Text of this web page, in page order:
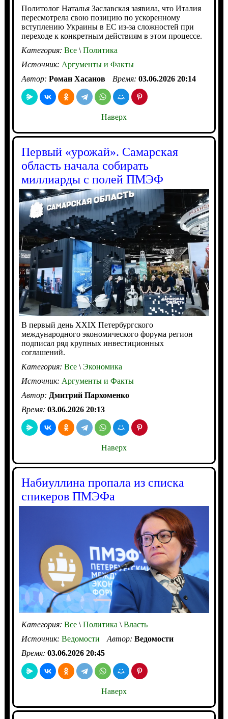
Политолог Наталья Заславская заявила, что Италия
пересмотрела свою позицию по ускоренному
вступлению Украины в ЕС из-за сложностей при
переходе к конкретным действиям в этом процессе.
Категория: Все\Политика
Источник: Аргументы и Факты
Автор: Роман Хасанов Время: 03.06.2026 20:14
Наверх
Первый «урожай». Самарская
область начала собирать
миллиарды с полей ПМЭФ
В первый день XXIX Петербургского
международного экономического форума регион
подписал ряд крупных инвестиционных
соглашений.
Категория: Все\Экономика
Источник: Аргументы и Факты
Автор: Дмитрий Пархоменко
Время: 03.06.2026 20:13
Наверх
Набиуллина пропала из списка
спикеров ПМЭФа
Категория: Все\Политика\Власть
Источник: Ведомости Автор: Ведомости
Время: 03.06.2026 20:45
Наверх